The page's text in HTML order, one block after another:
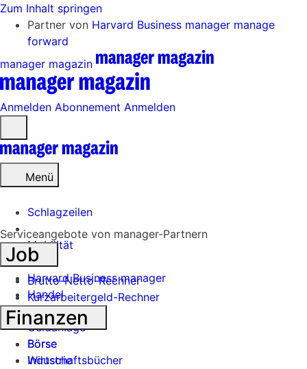
Zum Inhalt springen
Partner von Harvard Business manager manage
forward
manager magazin
Anmelden Abonnement Anmelden
öffnen
Menü
Schlagzeilen
Mobilität
Tech
Harvard Business manager
Handel
Banken
Geldanlage
Börse
Industrie
Serviceangebote von manager-Partnern
Job
Brutto-Netto-Rechner
Kurzarbeitergeld-Rechner
Finanzen
Börse
Wirtschaftsbücher